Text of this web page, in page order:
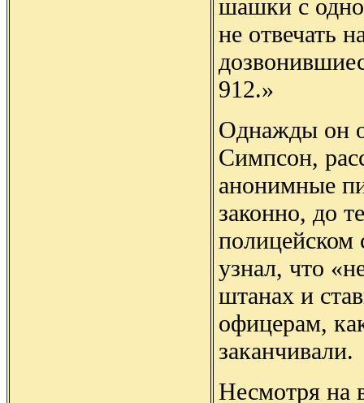
шашки с
не отвечать
912.»
Однажды он
Симпсон,
анонимные
законно, до
полицейском
узнал, что
штанах и
офицерам,
заканчивали.
Несмотря на